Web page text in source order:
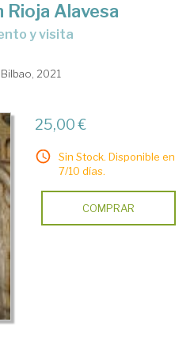
Rioja Alavesa
y visita
2021
25,00 €
Sin Stock. Disponible en
7/10 días.
COMPRAR